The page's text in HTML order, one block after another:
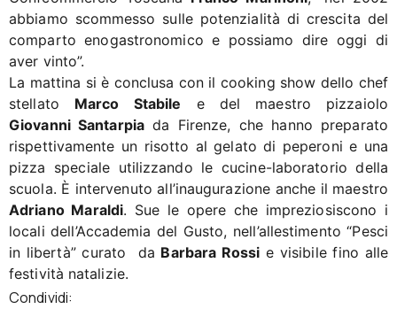
abbiamo scommesso sulle potenzialità di crescita del
comparto enogastronomico e possiamo dire oggi di
aver vinto”.
La mattina si è conclusa con il cooking show dello chef
stellato Marco Stabile e del maestro pizzaiolo
Giovanni Santarpiada Firenze, che hanno preparato
rispettivamente un risotto al gelato di peperoni e una
pizza speciale utilizzando le cucine-laboratorio della
scuola. È intervenuto all’inaugurazione anche il maestro
Adriano Maraldi. Sue le opere che impreziosiscono i
locali dell’Accademia del Gusto, nell’allestimento “Pesci
in libertà” curato da Barbara Rossi e visibile fino alle
festività natalizie.
Condividi: